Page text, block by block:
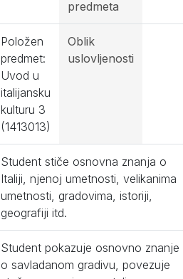
predmeta
Položen
predmet:
Uvod u
italijansku
kulturu 3
(1413013)
Oblik
uslovljenosti
Student stiče osnovna znanja o
Italiji, njenoj umetnosti, velikanima
umetnosti, gradovima, istoriji,
geografiji itd.
Student pokazuje osnovno znanje
o savladanom gradivu, povezuje